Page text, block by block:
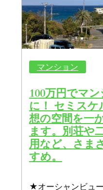
マンション
100万円でマ
に！ セミス
想の空間を一
ます。別荘や
用など、さま
すめ。
★オーシャンビュ